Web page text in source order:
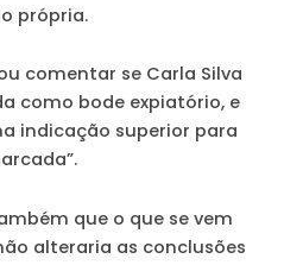
própria.
comentar se Carla Silva
como bode expiatório, e
indicação superior para
que o que se vem
alteraria as conclusões